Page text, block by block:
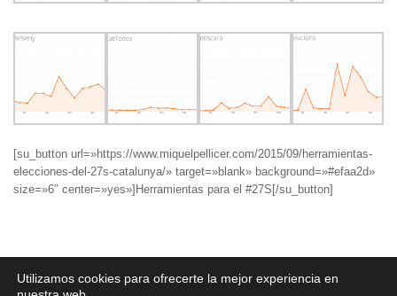
[su_button url=»https://www.miquelpellicer.com/2015/09/herramientas-
elecciones-del-27s-catalunya/» target=»blank» background=»#efaa2d»
size=»6″ center=»yes»]Herramientas para el #27S[/su_button]
Aviso legal·Política de Privacidad·Política de Cookies
Utilizamos cookies para ofrecerte la mejor experiencia en